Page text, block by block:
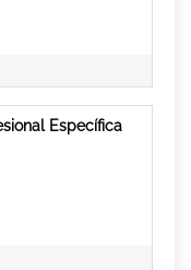
Específica